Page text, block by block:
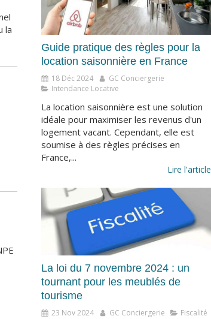
la
Guide pratique des règles pour la
location saisonnière en France
18 Déc 2024
GC Conciergerie
Intendance Locative
La location saisonnière est une solution
idéale pour maximiser les revenus d'un
logement vacant. Cependant, elle est
soumise à des règles précises en
France,...
Lire l'article
La loi du 7 novembre 2024 : un
tournant pour les meublés de
tourisme
23 Nov 2024 GC Conciergerie Fiscalité